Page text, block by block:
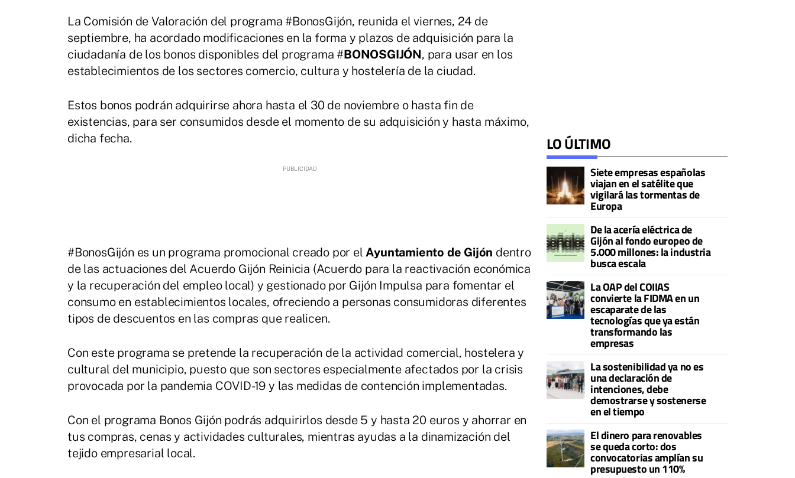
La Comisión de Valoración del programa #BonosGijón, reunida el viernes, 24 de
septiembre, ha acordado modificaciones en la forma y plazos de adquisición para la
ciudadanía de los bonos disponibles del programa #BONOSGIJÓN, para usar en los
establecimientos de los sectores comercio, cultura y hostelería de la ciudad.
Estos bonos podrán adquirirse ahora hasta el 30 de noviembre o hasta fin de
existencias, para ser consumidos desde el momento de su adquisición y hasta máximo,
dicha fecha.
#BonosGijón es un programa promocional creado por elAyuntamiento de Gijón dentro
de las actuaciones del Acuerdo Gijón Reinicia (Acuerdo para la reactivación económica
y la recuperación del empleo local) y gestionado por Gijón Impulsa para fomentar el
consumo en establecimientos locales, ofreciendo a personas consumidoras diferentes
tipos de descuentos en las compras que realicen.
Con este programa se pretende la recuperación de la actividad comercial, hostelera y
cultural del municipio, puesto que son sectores especialmente afectados por la crisis
provocada por la pandemia COVID-19 y las medidas de contención implementadas.
Con el programa Bonos Gijón podrás adquirirlos desde 5 y hasta 20 euros y ahorrar en
tus compras, cenas y actividades culturales, mientras ayudas a la dinamización del
tejido empresarial local.
LO ÚLTIMO
Siete empresas españolas
viajan en el satélite que
vigilará las tormentas de
Europa
De la acería eléctrica de
Gijón al fondo europeo de
5.000 millones: la industria
busca escala
La OAP del COIIAS
convierte la FIDMA en un
escaparate de las
tecnologías que ya están
transformando las
empresas
La sostenibilidad ya no es
una declaración de
intenciones, debe
demostrarse y sostenerse
en el tiempo
El dinero para renovables
se queda corto: dos
convocatorias amplían su
presupuesto un 110%